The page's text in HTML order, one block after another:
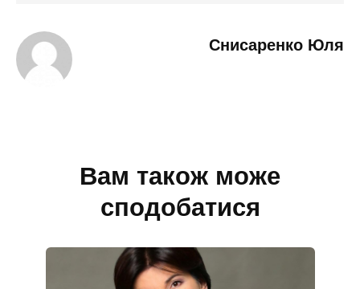
Снисаренко Юля
Вам також може
сподобатися